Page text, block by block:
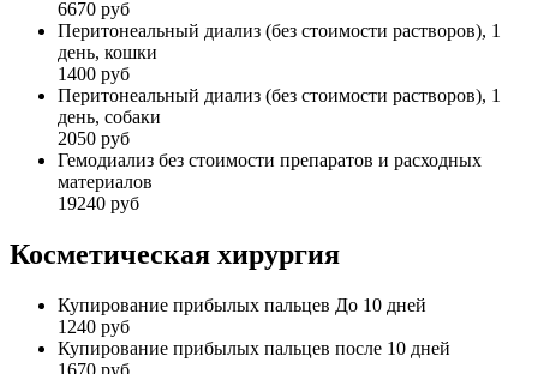
6670 руб
Перитонеальный диализ (без стоимости растворов), 1
день, кошки
1400 руб
Перитонеальный диализ (без стоимости растворов), 1
день, собаки
2050 руб
Гемодиализ без стоимости препаратов и расходных
материалов
19240 руб
Косметическая хирургия
Купирование прибылых пальцев До 10 дней
1240 руб
Купирование прибылых пальцев после 10 дней